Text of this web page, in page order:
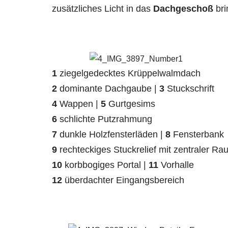
zusätzliches Licht in das Dachgeschoß
1 ziegelgedecktes Krüppelwalmdach
2 dominante Dachgaube | 3 Stuckschrift
4 Wappen | 5 Gurtgesims
6 schlichte Putzrahmung
7 dunkle Holzfensterläden | 8 Fensterbank
9 rechteckiges Stuckrelief mit zentraler
10 korbbogiges Portal | 11 Vorhalle
12 überdachter Eingangsbereich